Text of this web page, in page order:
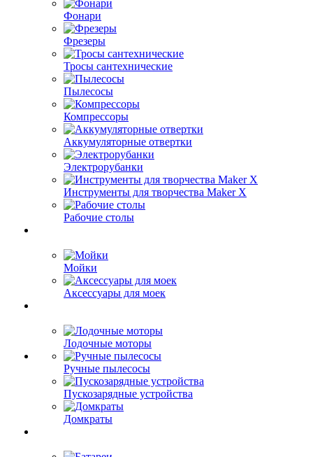
Фонари
Фрезеры
Тросы сантехнические
Пылесосы
Компрессоры
Аккумуляторные отвертки
Электрорубанки
Инструменты для творчества Maker X
Рабочие столы
Мойки
Аксессуары для моек
Лодочные моторы
Ручные пылесосы
Пускозарядные устройства
Домкраты